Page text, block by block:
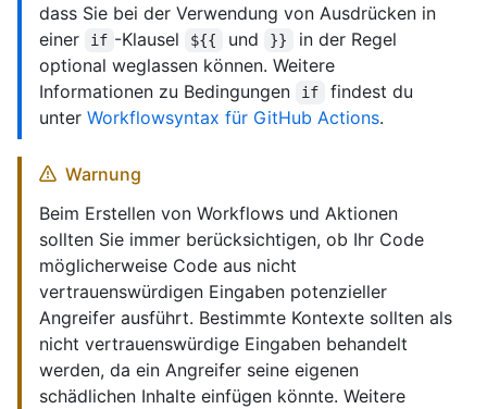
dass Sie bei der Verwendung von Ausdrücken in
einer
if -Klausel ${{ und }}
in der Regel
optional weglassen können. Weitere
Informationen zu Bedingungen
if
findest du
unter Workflowsyntax für GitHub Actions.
Warnung
Beim Erstellen von Workflows und Aktionen
sollten Sie immer berücksichtigen, ob Ihr Code
möglicherweise Code aus nicht
vertrauenswürdigen Eingaben potenzieller
Angreifer ausführt. Bestimmte Kontexte sollten als
nicht vertrauenswürdige Eingaben behandelt
werden, da ein Angreifer seine eigenen
schädlichen Inhalte einfügen könnte. Weitere